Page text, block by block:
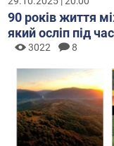
90 років життя
який осліп під
3022 8